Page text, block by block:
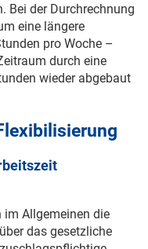
Bei der Durchrechnung
eine längere
pro Woche –
durch eine
wieder abgebaut
im Allgemeinen die
das gesetzliche